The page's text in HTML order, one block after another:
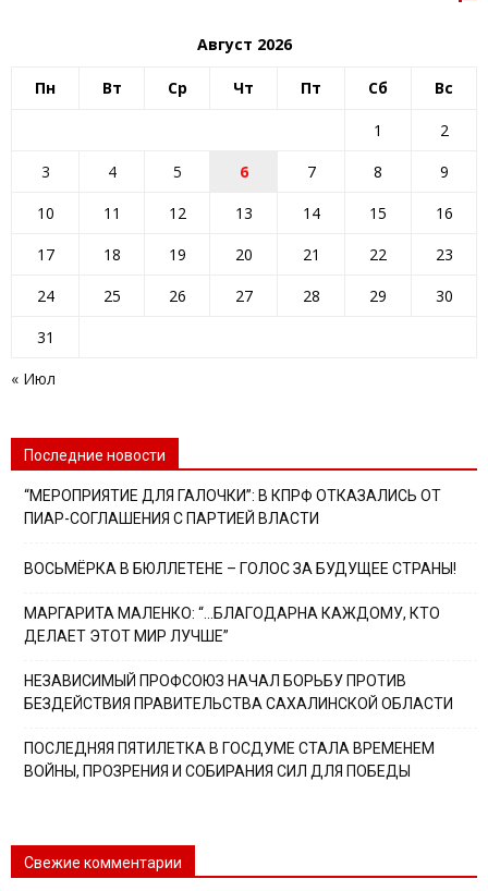
Август 2026
Пн Вт Ср Чт Пт Сб Вс
« Июл
1
2
3
4 5 6 7 8
9
10
11 12 13 14 15
16
17
18 19 20 21 22
23
24
25 26 27 28 29
30
31
Последние новости
“МЕРОПРИЯТИЕ ДЛЯ ГАЛОЧКИ”: В КПРФ ОТКАЗАЛИСЬ ОТ
ПИАР-СОГЛАШЕНИЯ С ПАРТИЕЙ ВЛАСТИ
ВОСЬМЁРКА В БЮЛЛЕТЕНЕ – ГОЛОС ЗА БУДУЩЕЕ СТРАНЫ!
МАРГАРИТА МАЛЕНКО: “…БЛАГОДАРНА КАЖДОМУ, КТО
ДЕЛАЕТ ЭТОТ МИР ЛУЧШЕ”
НЕЗАВИСИМЫЙ ПРОФСОЮЗ НАЧАЛ БОРЬБУ ПРОТИВ
БЕЗДЕЙСТВИЯ ПРАВИТЕЛЬСТВА САХАЛИНСКОЙ ОБЛАСТИ
ПОСЛЕДНЯЯ ПЯТИЛЕТКА В ГОСДУМЕ СТАЛА ВРЕМЕНЕМ
ВОЙНЫ, ПРОЗРЕНИЯ И СОБИРАНИЯ СИЛ ДЛЯ ПОБЕДЫ
Свежие комментарии